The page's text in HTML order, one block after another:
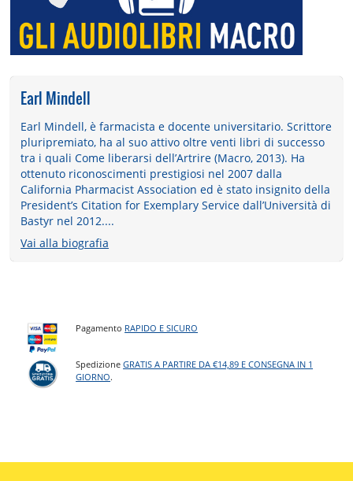
Earl Mindell
Earl Mindell, è farmacista e docente universitario. Scrittore
pluripremiato, ha al suo attivo oltre venti libri di successo
tra i quali Come liberarsi dell’Artrire (Macro, 2013). Ha
ottenuto riconoscimenti prestigiosi nel 2007 dalla
California Pharmacist Association ed è stato insignito della
President’s Citation for Exemplary Service dall’Università di
Bastyr nel 2012....
Vai alla biografia
Pagamento RAPIDO E SICURO
SpedizioneGRATIS A PARTIRE DA €14,89 E CONSEGNA IN 1
GIORNO.